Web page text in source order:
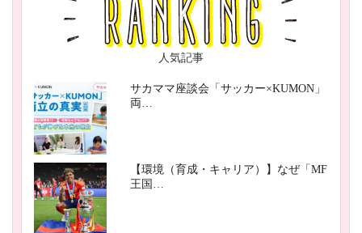
人気記事
サカママ座談会「サッカー×KUMON」
両…
【環境（育成・キャリア）】なぜ「MF
王国…